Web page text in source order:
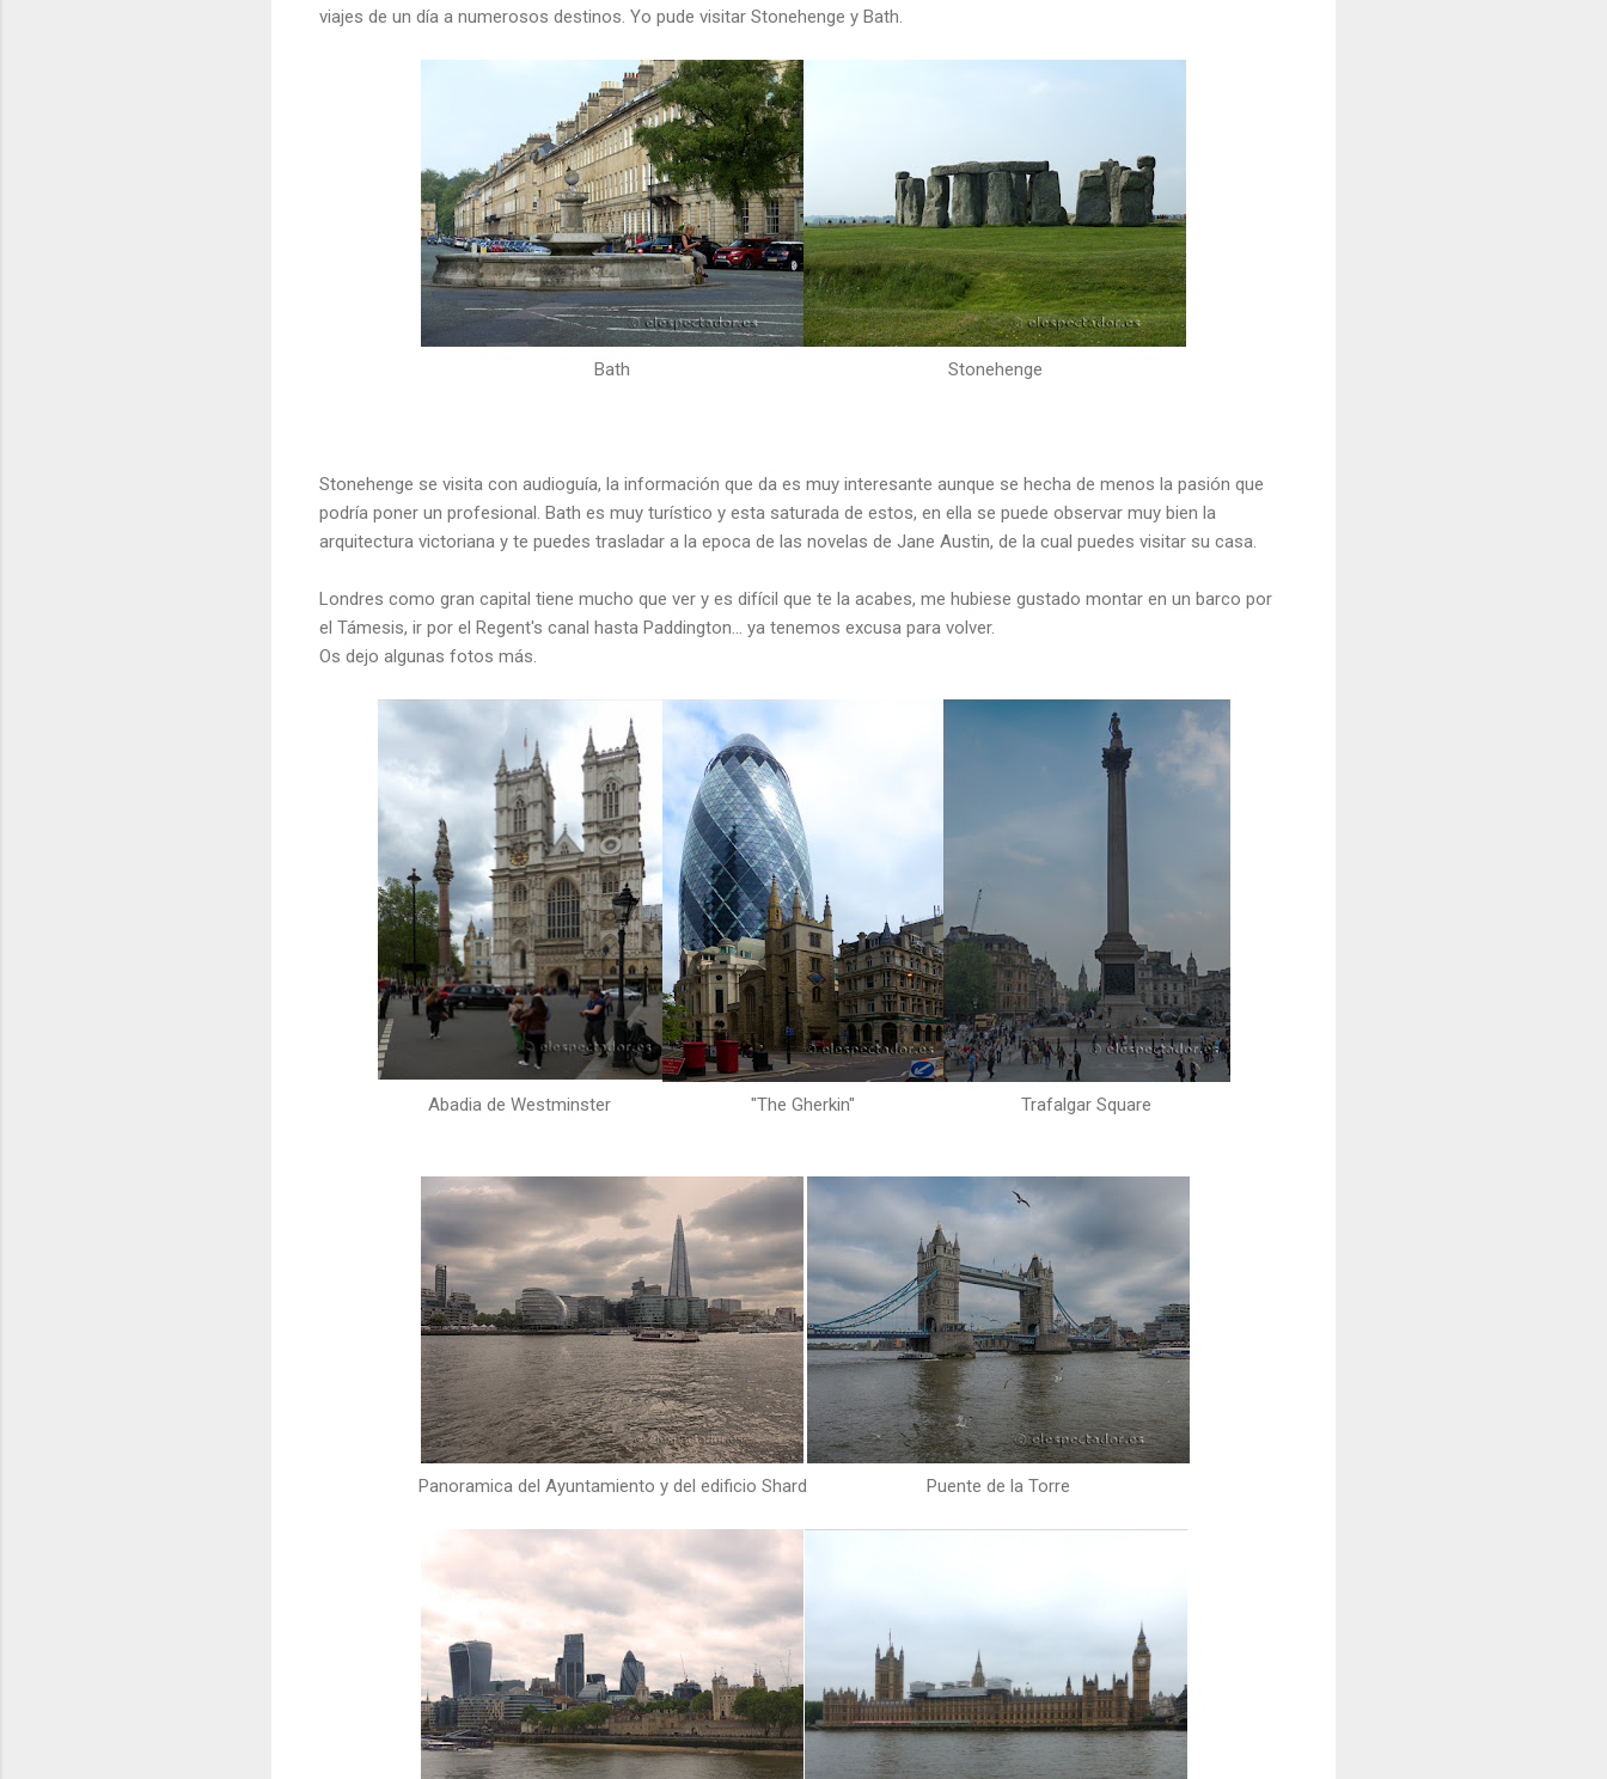
viajes de un día a numerosos destinos. Yo pude visitar Stonehenge y Bath.
Bath Stonehenge
Stonehenge se visita con audioguía, la información que da es muy interesante aunque se hecha de menos la pasión que
podría poner un profesional. Bath es muy turístico y esta saturada de estos, en ella se puede observar muy bien la
arquitectura victoriana y te puedes trasladar a la epoca de las novelas de Jane Austin, de la cual puedes visitar su casa.
Londres como gran capital tiene mucho que ver y es difícil que te la acabes, me hubiese gustado montar en un barco por
el Támesis, ir por el Regent's canal hasta Paddington... ya tenemos excusa para volver.
Os dejo algunas fotos más.
Abadia de Westminster "The Gherkin" Trafalgar Square
Panoramica del Ayuntamiento y del edificio Shard Puente de la Torre